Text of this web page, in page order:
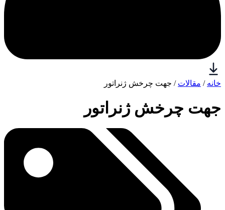
خانه / مقالات / جهت چرخش ژنراتور
جهت چرخش ژنراتور